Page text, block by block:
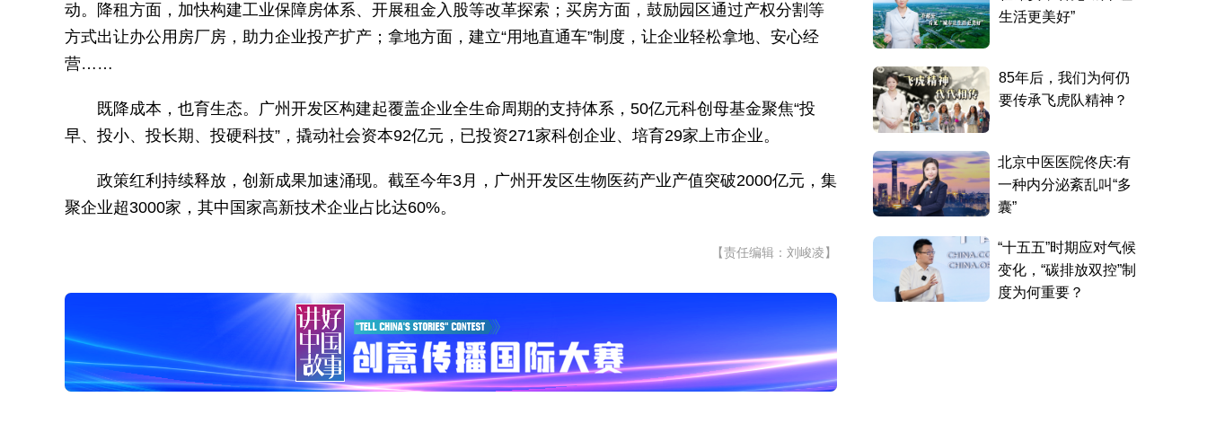
动。降租方面，加快构建工业保障房体系、开展租金入股等改革探索；买房方面，鼓励园区通过产权分割等
方式出让办公用房厂房，助力企业投产扩产；拿地方面，建立“用地直通车”制度，让企业轻松拿地、安心经
营……
既降成本，也育生态。广州开发区构建起覆盖企业全生命周期的支持体系，50亿元科创母基金聚焦“投
早、投小、投长期、投硬科技”，撬动社会资本92亿元，已投资271家科创企业、培育29家上市企业。
政策红利持续释放，创新成果加速涌现。截至今年3月，广州开发区生物医药产业产值突破2000亿元，集
聚企业超3000家，其中国家高新技术企业占比达60%。
【责任编辑：刘峻凌】